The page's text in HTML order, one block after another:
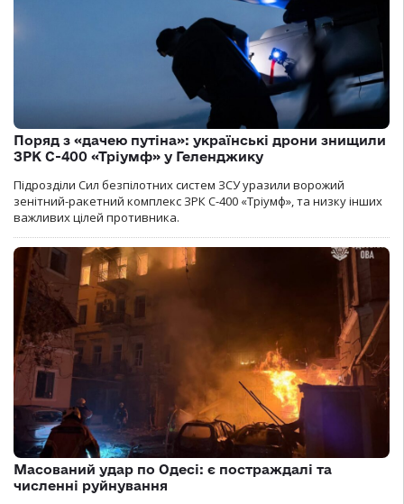
Поряд з «дачею путіна»: українські дрони знищили
ЗРК С-400 «Тріумф» у Геленджику
Підрозділи Сил безпілотних систем ЗСУ уразили ворожий
зенітний-ракетний комплекс ЗРК С-400 «Тріумф», та низку інших
важливих цілей противника.
Масований удар по Одесі: є постраждалі та
численні руйнування